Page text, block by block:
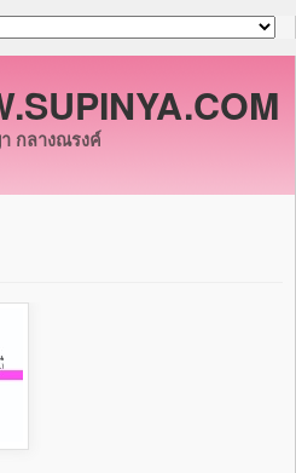
กลางณรงค์